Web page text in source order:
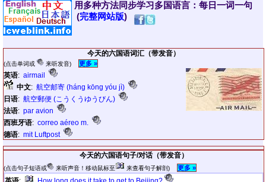
用多种方法同步学习多国语言：每日一词一句
(完整网站版)
今天的六国语词汇（带发音）
(点击单词或 来听发音) 更多 »
英语: airmail
中文: 航空邮寄 (háng kōng yóu jì)
日语: 航空郵便 (こうくうゆうびん)
法语: par avion
西班牙语: correo aéreo m.
德语: mit Luftpost
今天的六国语句子/对话（带发音）
(点击句子短语或 来听声音！移动鼠标至 来查看句子解剖) 更多 »